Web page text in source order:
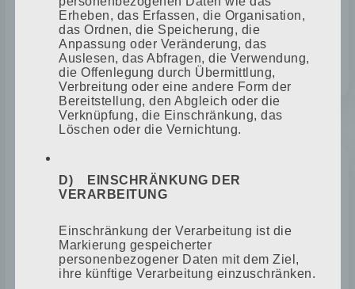
Am 16.06.1975 legt der 2. Sohn Christian
Freudenfeld erfolgreich seine
Meisterprüfung ab.
1978
ÜBERNAHME DURCH DIE SÖHNE IN
Am 01.07.1978 übernehmen die beiden
Söhne Ulrich und Christian Freudenfeld
Erheben, das Erfassen, die Organisation,
das Ordnen, die Speicherung, die
Anpassung oder Veränderung, das
Auslesen, das Abfragen, die Verwendung,
die Offenlegung durch Übermittlung,
Verbreitung oder eine andere Form der
Bereitstellung, den Abgleich oder die
Verknüpfung, die Einschränkung, das
Löschen oder die Vernichtung.
D) EINSCHRÄNKUNG DER
VERARBEITUNG
Einschränkung der Verarbeitung ist die
Markierung gespeicherter
personenbezogener Daten mit dem Ziel,
ihre künftige Verarbeitung einzuschränken.